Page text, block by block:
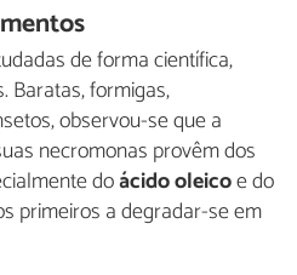
de forma científica,
Baratas, formigas,
observou-se que a
necromonas provêm dos
doácido oleicoe do
primeiros a degradar-se em